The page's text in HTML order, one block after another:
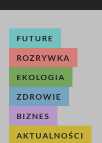
FUTURE
ROZRYWKA
EKOLOGIA
ZDROWIE
BIZNES
AKTUALNOŚCI